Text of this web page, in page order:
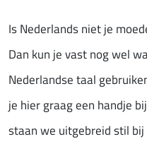
Is Nederlands niet je
Dan kun je vast nog wel
Nederlandse taal
je hier graag een handje
staan we uitgebreid stil